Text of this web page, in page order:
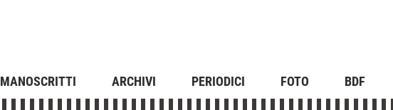
MANOSCRITTI ARCHIVI PERIODICI FOTO BDF